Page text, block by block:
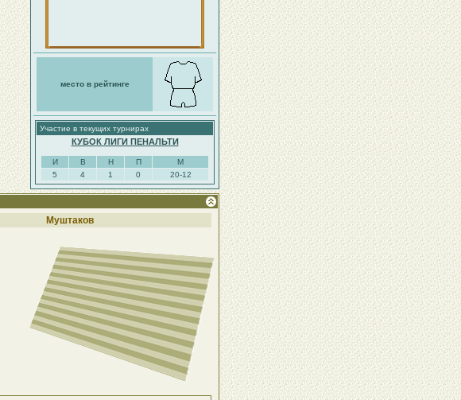
место в рейтинге
Участие в текущих турнирах
КУБОК ЛИГИ ПЕНАЛЬТИ
И В Н П
М
5
4 1 0 20-12
Муштаков